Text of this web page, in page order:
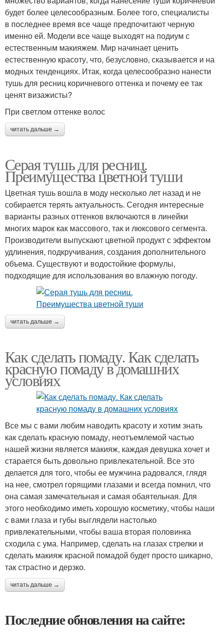
будет более целесообразным. Более того, специалисты
в последнее время все чаще предпочитают черную
именно ей. Модели все чаще выходят на подиум с
естественным макияжем. Мир начинает ценить
естественную красоту, что, безусловно, сказывается и на
модных тенденциях. Итак, когда целесообразно нанести
тушь для ресниц коричневого оттенка и почему ее так
ценят визажисты?
При светлом оттенке волос
читать дальше →
Серая тушь для ресниц.
Преимущества цветной туши
Цветная тушь вошла в моду несколько лет назад и не
собирается терять актуальность. Сегодня интересные
варианты разных оттенков включаются в линейки
многих марок как массового, так и люксового сегмента.
Производители выпускают цветной продукт с эффектом
удлинения, подкручивания, создания дополнительного
объема. Существуют и водостойкие формулы,
подходящие для использования во влажную погоду.
читать дальше →
Как сделать помаду. Как сделать
красную помаду в домашних
условиях
Все мы с вами любим наводить красоту и хотим знать
как сделать красную помаду, неотъемлемой частью
нашей жизни является макияж, каждая девушка хочет и
старается быть довольно привлекательной. Все это
делается для того, чтобы ее мужчина радовался, глядя
на нее, смотрел горящими глазами и всегда помнил, что
она самая замечательная и самая обаятельная. Для
этого необходимо иметь хорошую косметику, чтобы наши
с вами глаза и губы выглядели настолько
привлекательными, чтобы ваша вторая половинка
сходила с ума. Например, сделать на глазах стрелки и
сделать макияж красной помадой будет просто шикарно,
так страстно и дерзко.
читать дальше →
Последние обновления на сайте: